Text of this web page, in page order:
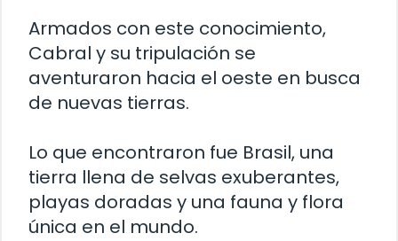
Armados con este conocimiento,
Cabral y su tripulación se
aventuraron hacia el oeste en busca
de nuevas tierras.
Lo que encontraron fue Brasil, una
tierra llena de selvas exuberantes,
playas doradas y una fauna y flora
única en el mundo.